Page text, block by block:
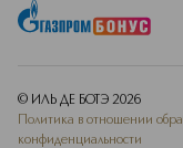
© ИЛЬ ДЕ БОТЭ 2026
Политика в отношении
конфиденциальности